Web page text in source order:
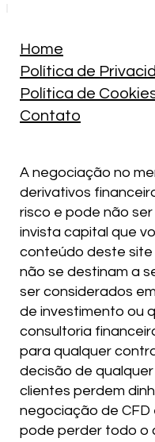
Home
Política de
Política de
Contato
A negociação no
derivativos
risco e pode não
invista capital que
conteúdo deste site
não se destinam a
ser considerados
de investimento ou
consultoria
para qualquer
decisão de
clientes perdem
negociação de CFD
pode perder todo o